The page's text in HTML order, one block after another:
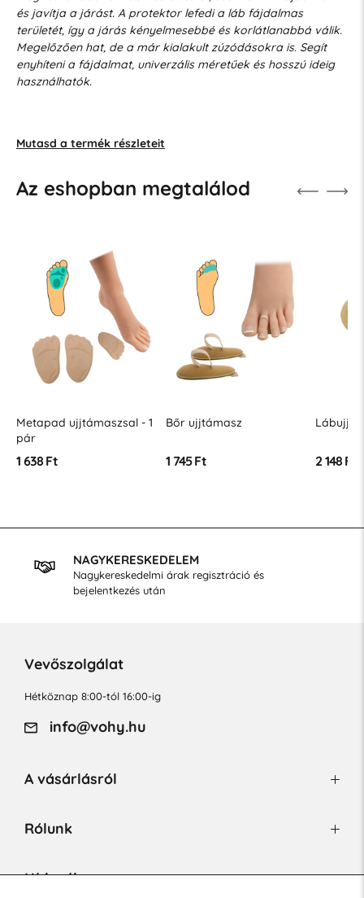
és javítja a járást. A protektor lefedi a láb fájdalmas
területét, így a járás kényelmesebbé és korlátlanabbá válik.
Megelőzően hat, de a már kialakult zúzódásokra is. Segít
enyhíteni a fájdalmat, univerzális méretűek és hosszú ideig
használhatók.
Mutasd a termék részleteit
Az eshopban megtalálod
Metapad ujjtámaszsal - 1
pár
1 638 Ft
Bőr ujjtámasz
1 745 Ft 2 148 Ft
NAGYKERESKEDELEM
Nagykereskedelmi árak regisztráció és
bejelentkezés után
Vevőszolgálat
Hétköznap 8:00-tól 16:00-ig
info@vohy.hu
A vásárlásról
Rólunk
Hírlevél